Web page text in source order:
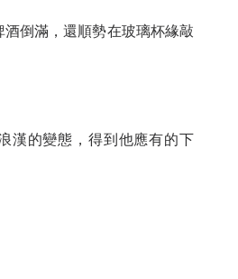
倒滿，還順勢在玻璃杯緣敲
漢的變態，得到他應有的下